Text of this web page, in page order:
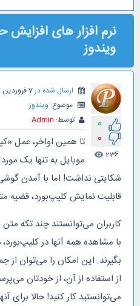
نرم افزار های افزایش
ویندوز
0
0
236
visibility
ارسال شده در7 فروردین 1397
موضوع: ویندوز
توسط: Admin
تا همین اواخر، عمل
موبایل به تنها یک
شکایتی نداشت! اما با آمدن
قابلیت نمایش کلیپ‌بورد، قضیه
کاربران می‌توانستند چند تکه
با مشاهده همه آنها در
بگیرند. این امکان را می‌توان
از استفاده از آن، از خودتان
می‌توانستید کار کنید! حالا برای